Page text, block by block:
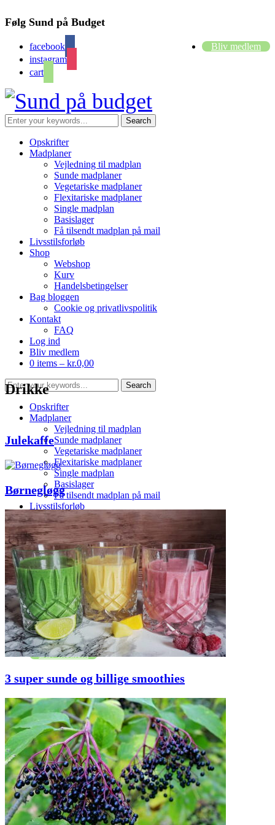
Følg Sund på Budget
facebook
instagram
cart
Bliv medlem
Opskrifter
Madplaner
Vejledning til madplan
Sunde madplaner
Vegetariske madplaner
Flexitariske madplaner
Single madplan
Basislager
Få tilsendt madplan på mail
Livsstilsforløb
Shop
Webshop
Kurv
Handelsbetingelser
Bag bloggen
Cookie og privatlivspolitik
Kontakt
FAQ
Log ind
Bliv medlem
0 items – kr.0,00
Opskrifter
Madplaner
Vejledning til madplan
Sunde madplaner
Vegetariske madplaner
Flexitariske madplaner
Single madplan
Basislager
Få tilsendt madplan på mail
Livsstilsforløb
Shop
Webshop
Kurv
Handelsbetingelser
Bag bloggen
Cookie og privatlivspolitik
Kontakt
FAQ
Log ind
Bliv medlem
0 items –kr.0,00
Bliv medlem
Drikke
Julekaffe
Børnegløgg
3 super sunde og billige smoothies